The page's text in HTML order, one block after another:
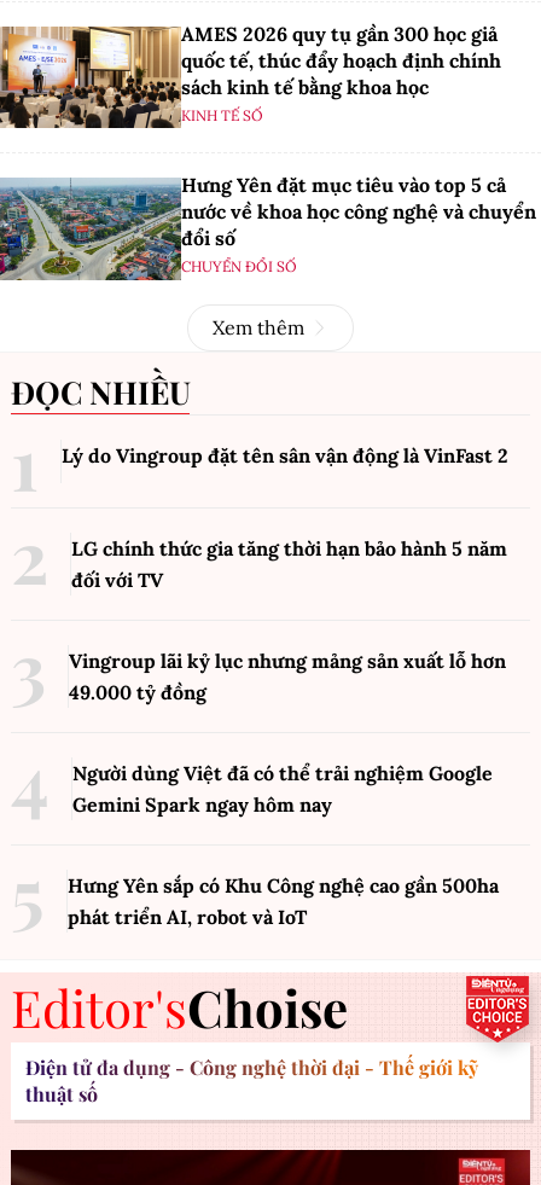
AMES 2026 quy tụ gần 300 học giả
quốc tế, thúc đẩy hoạch định chính
sách kinh tế bằng khoa học
KINH TẾ SỐ
Hưng Yên đặt mục tiêu vào top 5 cả
nước về khoa học công nghệ và chuyển
đổi số
CHUYỂN ĐỔI SỐ
Xem thêm
ĐỌC NHIỀU
Lý do Vingroup đặt tên sân vận động là VinFast 2
LG chính thức gia tăng thời hạn bảo hành 5 năm
đối với TV
Vingroup lãi kỷ lục nhưng mảng sản xuất lỗ hơn
49.000 tỷ đồng
Người dùng Việt đã có thể trải nghiệm Google
Gemini Spark ngay hôm nay
Hưng Yên sắp có Khu Công nghệ cao gần 500ha
phát triển AI, robot và IoT
Editor'sChoise
Điện tử đa dụng - Công nghệ thời đại - Thế giới kỹ
thuật số